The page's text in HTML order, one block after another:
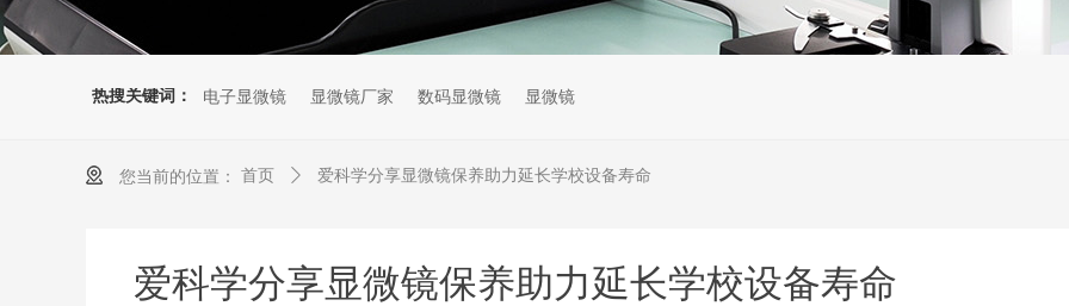
爱科学分享显微镜保养助力延长学校设备寿命
热搜关键词： 电子显微镜 显微镜厂家 数码显微镜 显微镜
您当前的位置： 首页 ꄲ 爱科学分享显微镜保养助力延长学校设备寿命